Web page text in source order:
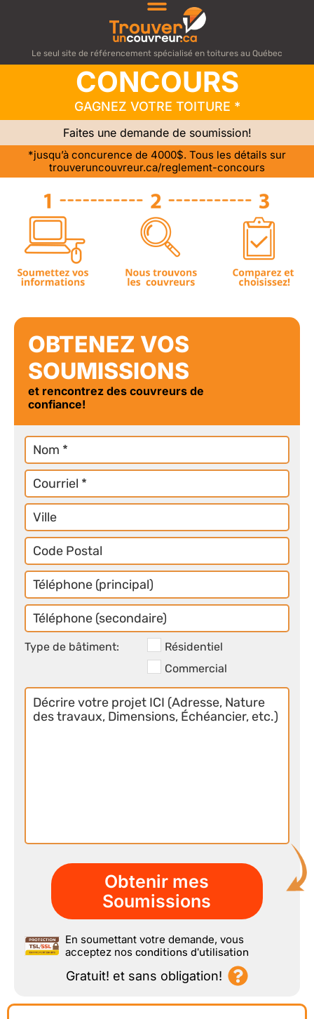
Le seul site de référencement spécialisé en toitures au Québec
CONCOURS
GAGNEZ VOTRE TOITURE *
Faites une demande de soumission!
*jusqu’à concurence de 4000$. Tous les détails sur
trouveruncouvreur.ca/reglement-concours
OBTENEZ VOS
SOUMISSIONS
et rencontrez des couvreurs de
confiance!
Nom
Courriel
Ville
Code
Postal
Téléphone
Principal
Téléphone
Secondaire
Type de bâtiment:
Résidentiel
Commercial
Décrire
votre
En soumettant votre demande, vous
acceptez nos conditions d'utilisation
Gratuit! et sans obligation!